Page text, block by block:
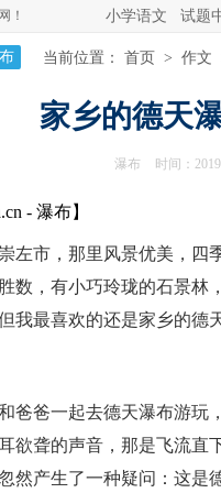
！ 小学语文 试题
当前位置： 首页 > 作文
>
家乡的德天
瀑布 时间：
- 瀑布】
左市，那里风景优美，四
数，有小巧玲珑的石景
我最喜欢的还是家乡的德
爸爸一起去德天瀑布游玩
欲聋的声音，那是飞流直
然产生了一种疑问：这是